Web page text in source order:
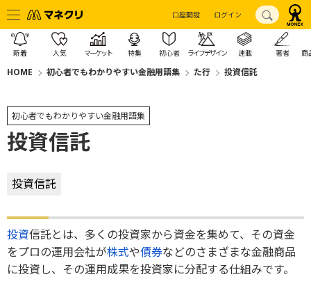
口座開設 ログイン
新着 人気 マーケット 特集 初心者 ライフデザイン 連載 著者 商
HOME 初心者でもわかりやすい金融用語集 た行 投資信託
初心者でもわかりやすい金融用語集
投資信託
投資信託
投資信託とは、多くの投資家から資金を集めて、その資金
をプロの運用会社が株式や債券などのさまざまな金融商品
に投資し、その運用成果を投資家に分配する仕組みです。